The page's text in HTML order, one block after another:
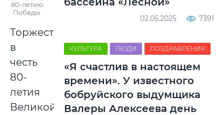
80-летию
Победы.
Торжества
в
честь
80-
летия
Великой
02.05.2025 7391
КУЛЬТУРА ЛЮДИ ПОЗДРАВЛЕНИЯ
«Я счастлив в настоящем
времени». У известного
бобруйского выдумщика
Валеры Алексеева день